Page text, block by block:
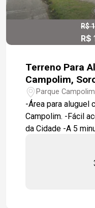
R$
R$
Terreno Para
Campolim,
Parque
-Área para aluguel
Campolim. -Fácil
da Cidade -A 5